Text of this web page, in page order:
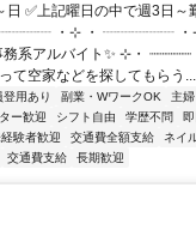
日 ✅上記曜日の中で週3日～
・⊹ ・ ┈┈┈┈┈ ・⊹
務系アルバイト✨ ⊹・
て空家などを探してもらう...
登用あり 副業・WワークOK
主
ー歓迎 シフト自由 学歴不問
験者歓迎 交通費全額支給 ネイ
交通費支給 長期歓迎